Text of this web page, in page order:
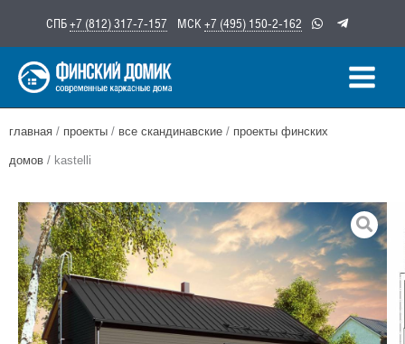
содержимому
СПБ+7 (812) 317-7-157 МСК +7 (495) 150-2-162
главная / проекты / все скандинавские / проекты финских
домов / kastelli